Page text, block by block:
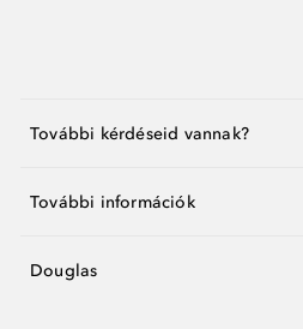
További kérdéseid vannak?
További információk
Douglas